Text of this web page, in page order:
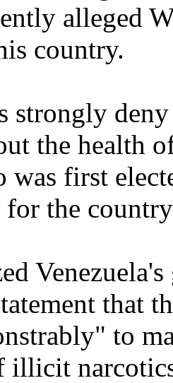
alleged
country.
strongly deny
the health
was first
the
that
to
illicit